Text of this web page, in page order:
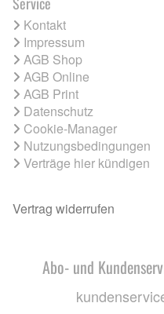
Kontakt
Impressum
AGB Shop
AGB Online
AGB Print
Datenschutz
Cookie-Manager
Nutzungsbedingungen
Verträge hier kündigen
Vertrag widerrufen
Abo- und